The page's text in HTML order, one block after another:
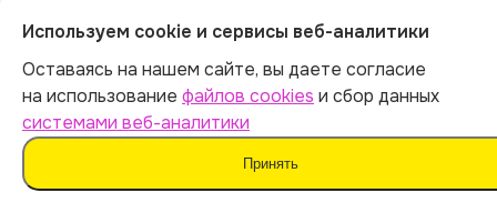
Итог:399р.
Оплатить
Используем cookie и сервисы веб-аналитики
Оставаясь на нашем сайте, вы даете согласие
на использование файлов cookies и сбор данных
системами веб-аналитики
Принять